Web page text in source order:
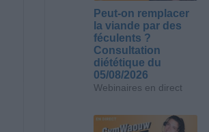
Peut-on remplacer
la viande par des
féculents ?
Consultation
diététique du
05/08/2026
Webinaires en direct